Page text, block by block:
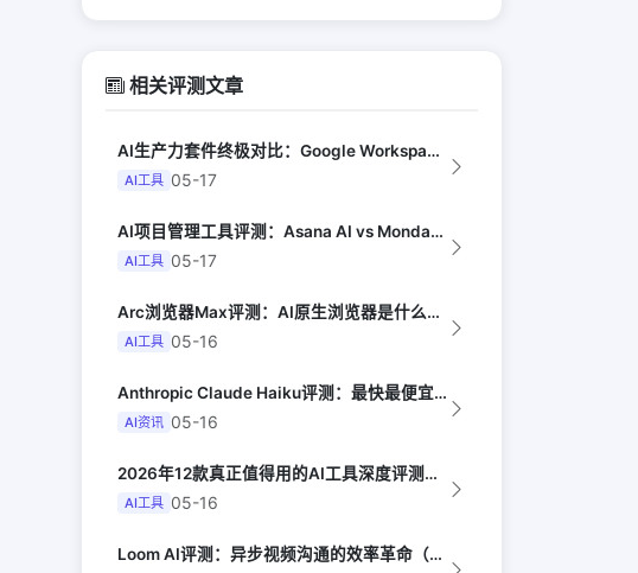
相关评测文章
AI生产力套件终极对比：Google Workspace AI vs Micro...
AI工具 05-17
AI项目管理工具评测：Asana AI vs Monday AI vs Clic...
AI工具 05-17
Arc浏览器Max评测：AI原生浏览器是什么体验（The Verge）
AI工具 05-16
Anthropic Claude Haiku评测：最快最便宜的智能模型（Late...
AI资讯 05-16
2026年12款真正值得用的AI工具深度评测（Synthesia评选）
AI工具 05-16
Loom AI评测：异步视频沟通的效率革命（Harvard Business R...